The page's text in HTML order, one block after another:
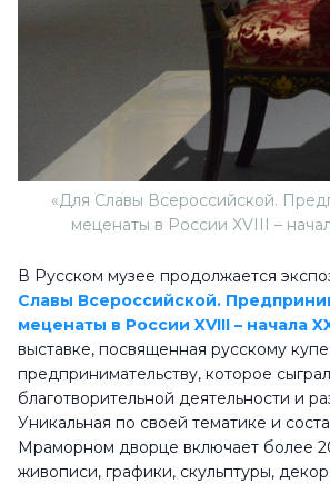
«Для Славы Всероссийской.
меценаты в России XVIII –
В Русском музее продолжается
Славы Всероссийской.
меценаты в России XVIII – начала
выставке, посвященная русскому
предпринимательству, которое
благотворительной деятельности и
Уникальная по своей тематике и
Мраморном дворце включает более
живописи, графики, скульптуры,